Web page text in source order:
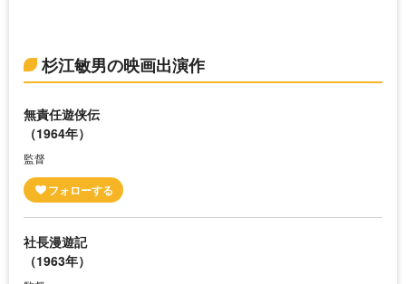
杉江敏男の映画出演作
無責任遊侠伝
（1964年）
監督
社長漫遊記
（1963年）